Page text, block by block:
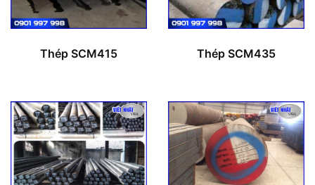
Thép SCM415 Thép SCM435